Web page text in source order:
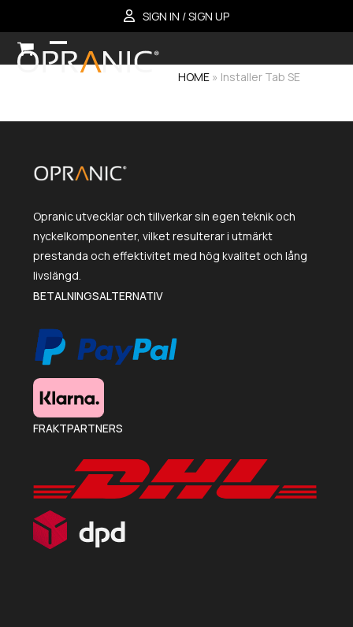
to
content
SIGN IN / SIGN UP
Open
menu
Close
menu
HOME » Installer Tab SE
Opranic utvecklar och tillverkar sin egen teknik och
nyckelkomponenter, vilket resulterar i utmärkt
prestanda och effektivitet med hög kvalitet och lång
livslängd.
BETALNINGSALTERNATIV
FRAKTPARTNERS